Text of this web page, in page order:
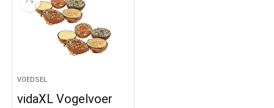
VOEDSEL
vidaXL Vogelvoer